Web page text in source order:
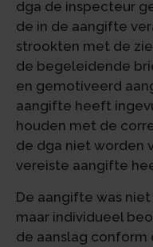
dga de inspecteur
de in de aangifte
strookten met de
de begeleidende
en gemotiveerd
aangifte heeft
houden met de
de dga niet worden
vereiste aangifte
De aangifte was
maar individueel
de aanslag